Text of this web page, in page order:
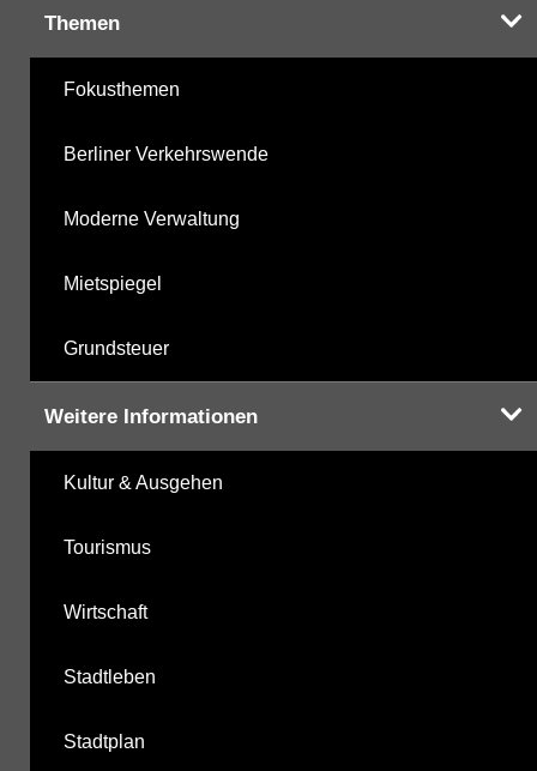
Themen
Fokusthemen
Berliner Verkehrswende
Moderne Verwaltung
Mietspiegel
Grundsteuer
Weitere Informationen
Kultur & Ausgehen
Tourismus
Wirtschaft
Stadtleben
Stadtplan